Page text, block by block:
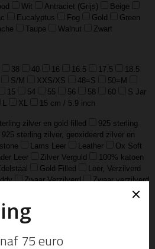
Wit Antraciet (Grijs)
Beige
Eucalyptus Fog Gold
Green
Taupe Walnut
Zwart
38 40 16 16.5 17.5
18.5
S/M XXS/XS 48=S
50=M
15 54 55 56 58 60
S Jar
L XL
15 cm / 5.9 inch
zilver en gold filled
925 sterling
925 sterling zilver, geoxideerd zilver en
Lams Leer Leather
Ox Soft
Leer Zilver Verguld
100% katoen
Gold Filled
Leer, Verzilverd
Zwaar Verzilverd
Zwaar verzilverd
Armbandje
Creditcard Wallet